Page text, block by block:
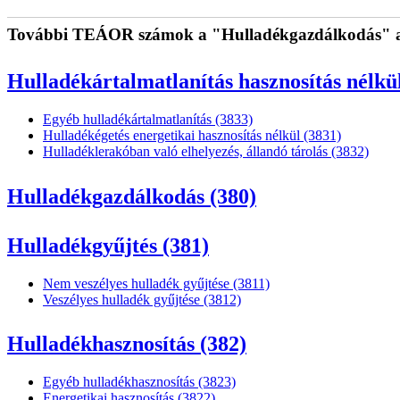
További TEÁOR számok a "Hulladékgazdálkodás"
Hulladékártalmatlanítás hasznosítás
Egyéb hulladékártalmatlanítás (3833)
Hulladékégetés energetikai hasznosítás nélkül (3831)
Hulladéklerakóban való elhelyezés, állandó tárolás (3832)
Hulladékgazdálkodás (380)
Hulladékgyűjtés (381)
Nem veszélyes hulladék gyűjtése (3811)
Veszélyes hulladék gyűjtése (3812)
Hulladékhasznosítás (382)
Egyéb hulladékhasznosítás (3823)